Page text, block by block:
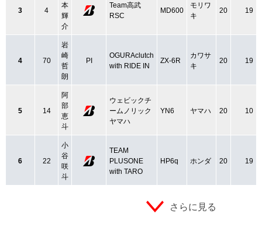
3 4
本
輝
介
Team高武
RSC
MD600
モリワ
キ
20 19
4 70
岩
崎
哲
朗
PI
OGURAclutch
with RIDE IN
ZX-6R
カワサ
キ
20 19
5 14
阿
部
恵
斗
ウェビックチ
ームノリック
ヤマハ
YN6 ヤマハ 20 10
6 22
小
谷
咲
斗
TEAM
PLUSONE
with TARO
HP6q ホンダ 20 19
さらに見る